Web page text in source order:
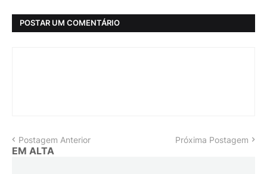
POSTAR UM COMENTÁRIO
Postagem Anterior Próxima Postagem
EM ALTA